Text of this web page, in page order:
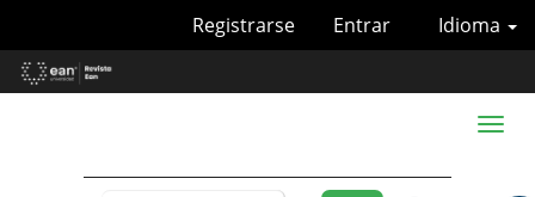
Contenido
principal
Idioma
Registrarse Entrar
Toggle